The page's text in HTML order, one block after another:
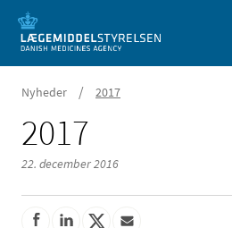
Nyheder / 2017
2017
22. december 2016